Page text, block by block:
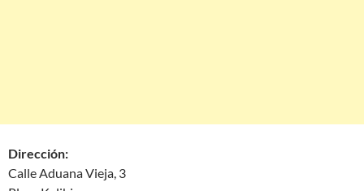
Dirección:
Calle Aduana Vieja, 3